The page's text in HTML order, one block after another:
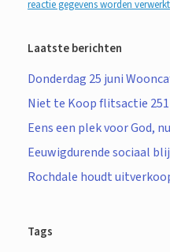
reactie gegevens worden verwerkt
Laatste berichten
Donderdag 25 juni
Niet te Koop flitsactie 251
Eens een plek voor God,
Eeuwigdurende sociaal
Rochdale houdt
Tags